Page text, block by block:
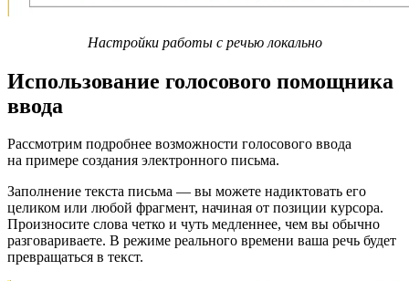
Настройки работы с речью локально
Использование голосового помощника
ввода
Рассмотрим подробнее возможности голосового ввода
на примере создания электронного письма.
Заполнение текста письма — вы можете надиктовать его
целиком или любой фрагмент, начиная от позиции курсора.
Произносите слова четко и чуть медленнее, чем вы обычно
разговариваете. В режиме реального времени ваша речь будет
превращаться в текст.